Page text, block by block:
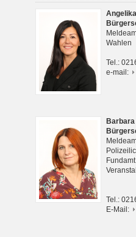
Wahlen
Tel.:
e-mail:
Tel.:
E-Mail: